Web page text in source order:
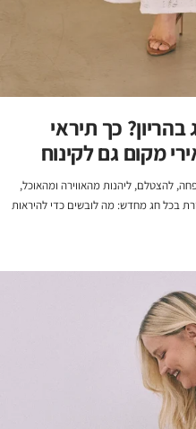
כך תיראי
מקום גם לקינוח
להצטלם, ליהנות מהאווירה ומהאוכל,
בכל חג מחדש: מה לובשים כדי להיראות